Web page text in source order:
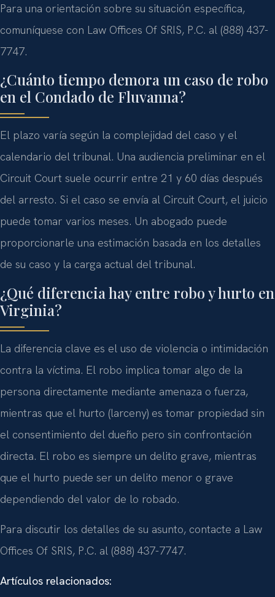
Para una orientación sobre su situación específica,
comuníquese con Law Offices Of SRIS, P.C. al (888) 437-
7747.
¿Cuánto tiempo demora un caso de robo
en el Condado de Fluvanna?
El plazo varía según la complejidad del caso y el
calendario del tribunal. Una audiencia preliminar en el
Circuit Court suele ocurrir entre 21 y 60 días después
del arresto. Si el caso se envía al Circuit Court, el juicio
puede tomar varios meses. Un abogado puede
proporcionarle una estimación basada en los detalles
de su caso y la carga actual del tribunal.
¿Qué diferencia hay entre robo y hurto en
Virginia?
La diferencia clave es el uso de violencia o intimidación
contra la víctima. El robo implica tomar algo de la
persona directamente mediante amenaza o fuerza,
mientras que el hurto (larceny) es tomar propiedad sin
el consentimiento del dueño pero sin confrontación
directa. El robo es siempre un delito grave, mientras
que el hurto puede ser un delito menor o grave
dependiendo del valor de lo robado.
Para discutir los detalles de su asunto, contacte a Law
Offices Of SRIS, P.C. al (888) 437-7747.
Artículos relacionados: